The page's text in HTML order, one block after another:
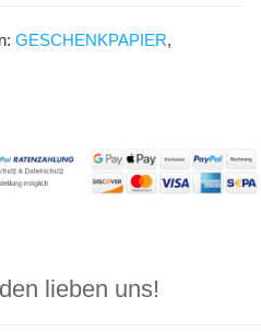
GESCHENKPAPIER,
lieben uns!